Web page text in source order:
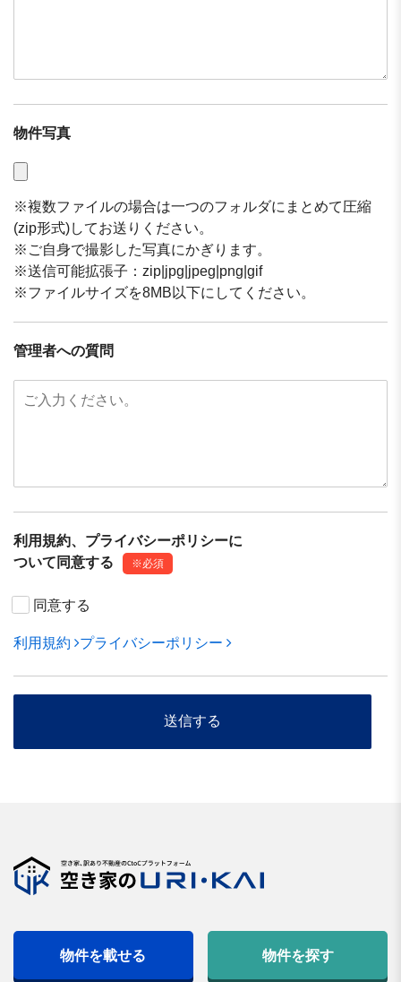
物件写真
※複数ファイルの場合は一つのフォルダにまとめて圧縮
(zip形式)してお送りください。
※ご自身で撮影した写真にかぎります。
※送信可能拡張子：zip|jpg|jpeg|png|gif
※ファイルサイズを8MB以下にしてください。
管理者への質問
利用規約、プライバシーポリシーに
ついて同意する
※必須
同意する
利用規約 プライバシーポリシー
物件を載せる 物件を探す